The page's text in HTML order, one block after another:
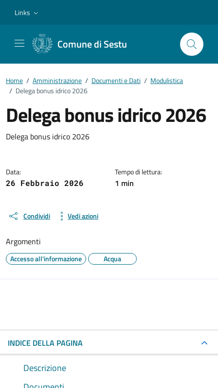
Links
Comune di Sestu
Home / Amministrazione / Documenti e Dati / Modulistica
/ Delega bonus idrico 2026
Delega bonus idrico 2026
Dettagli del documento
Delega bonus idrico 2026
Data:
26 Febbraio 2026
Tempo di lettura:
1 min
Condividi Vedi azioni
Argomenti
Accesso all'informazione Acqua
INDICE DELLA PAGINA
Descrizione